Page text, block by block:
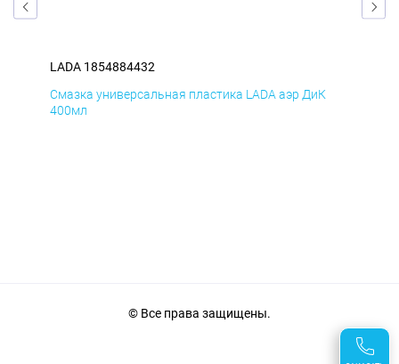
LADA 1854884432
Смазка универсальная пластика LADA аэр ДиК
400мл
© Все права защищены.